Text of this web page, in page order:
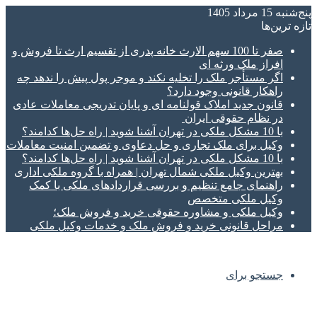
پنج‌شنبه 15 مرداد 1405
تازه‌ ترین‌ها
صفر تا 100 سهم الارث خانه پدری از تقسیم ارث تا فروش و
افراز ملک ورثه ای
اگر مستأجر ملک را تخلیه نکند و موجر پول پیش را ندهد چه
راهکار قانونی وجود دارد؟
قانون جدید املاک قولنامه ای و پایان تدریجی معاملات عادی
در نظام حقوقی ایران
با 10 مشکل ملکی در تهران آشنا شوید | راه حل‌ها کدامند؟
وکیل برای ملک تجاری و حل دعاوی و تضمین امنیت معاملات
با 10 مشکل ملکی در تهران آشنا شوید | راه حل‌ها کدامند؟
بهترین وکیل ملکی شمال تهران | همراه با گروه ملکی اداری
راهنمای جامع تنظیم و بررسی قراردادهای ملکی با کمک
وکیل ملکی متخصص
وکیل ملکی و مشاوره حقوقی خرید و فروش ملک؛
مراحل قانونی خرید و فروش ملک و خدمات وکیل ملکی
جستجو برای